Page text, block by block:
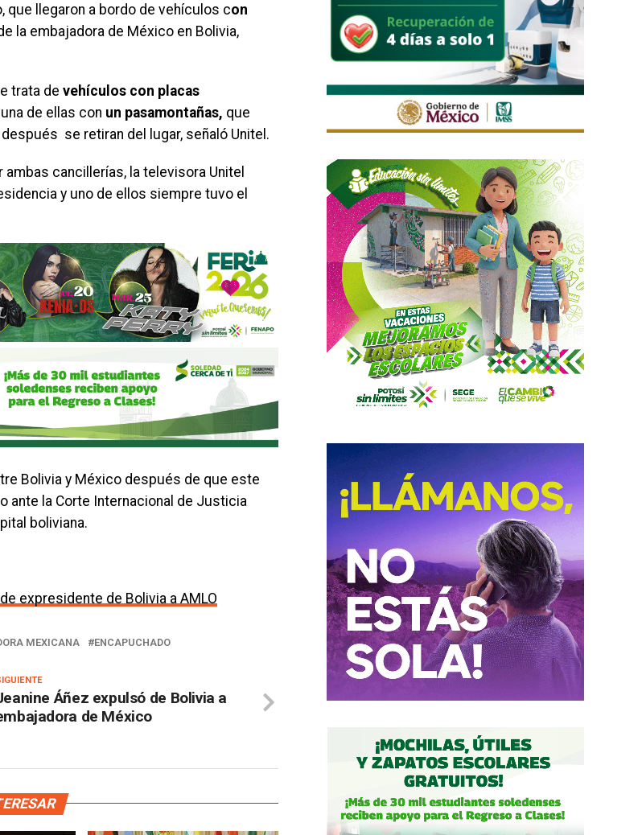
que llegaron a bordo de vehículos con
la embajadora de México en Bolivia,
trata de vehículos con placas
de ellas con un pasamontañas, que
se retiran del lugar, señaló Unitel.
cancillerías, la televisora Unitel
y uno de ellos siempre tuvo el
Bolivia y México después de que este
ante la Corte Internacional de Justicia
boliviana.
expresidente de Bolivia a AMLO
MEXICANA ENCAPUCHADO
Áñez expulsó de Bolivia a
de México